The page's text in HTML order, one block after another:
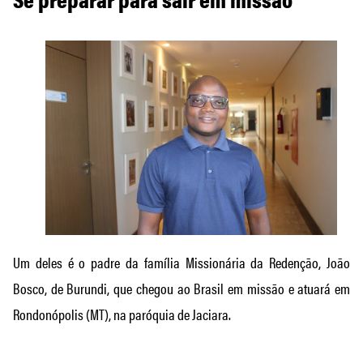
Um deles é o padre da família Missionária da Redenção, João
Bosco, de Burundi, que chegou ao Brasil em missão e atuará em
Rondonópolis (MT), na paróquia de Jaciara.